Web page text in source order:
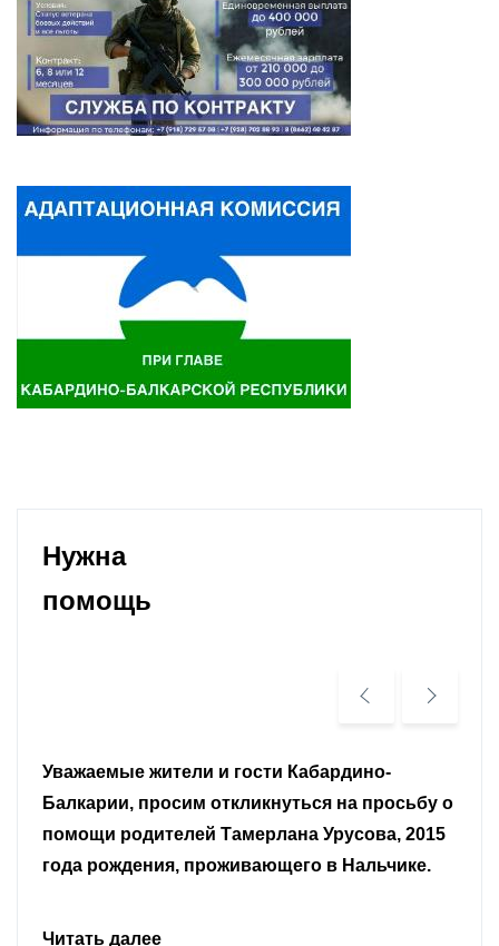
Нужна
помощь
Уважаемые земляки и все неравнодушные
граждане.
Читать далее